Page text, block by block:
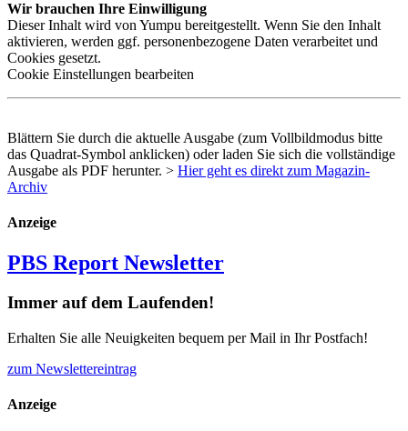
Wir brauchen Ihre Einwilligung
Dieser Inhalt wird von Yumpu bereitgestellt. Wenn Sie den Inhalt
aktivieren, werden ggf. personenbezogene Daten verarbeitet und
Cookies gesetzt.
Cookie Einstellungen bearbeiten
Blättern Sie durch die aktuelle Ausgabe (zum Vollbildmodus bitte
das Quadrat-Symbol anklicken) oder laden Sie sich die vollständige
Ausgabe als PDF herunter. > Hier geht es direkt zum Magazin-
Archiv
Anzeige
PBS Report Newsletter
Immer auf dem Laufenden!
Erhalten Sie alle Neuigkeiten bequem per Mail in Ihr Postfach!
zum Newslettereintrag
Anzeige